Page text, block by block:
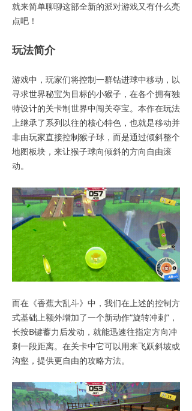
游戏大赏
就来简单聊聊这部全新的派对游戏又有什么亮
点吧！
玩法简介
游戏中，玩家们将控制一群钻进球中移动，以
寻求世界秘宝为目标的小猴子，在各个拥有独
特设计的关卡制世界中闯关夺宝。本作在玩法
上继承了系列以往的核心特色，也就是移动并
非由玩家直接控制猴子球，而是通过倾斜整个
地图板块，来让猴子球向倾斜的方向自由滚
动。
而在《香蕉大乱斗》中，我们在上述的控制方
式基础上额外增加了一个新动作“旋转冲刺”，
长按B键蓄力后发动，就能迅速往指定方向冲
刺一段距离。在关卡中它可以用来飞跃斜坡或
沟壑，提供更自由的攻略方法。